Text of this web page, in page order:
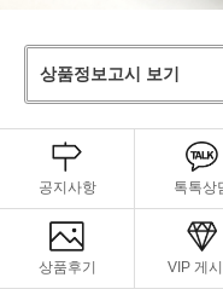
상품정보고시 보기
공지사항 톡톡상
상품후기 VIP 게